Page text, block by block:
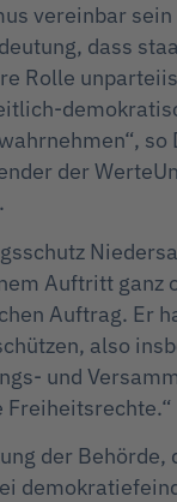
vereinbar sein
dass
Rolle
so
der
Auftritt ganz
Auftrag. Er
also
und
Freiheitsrechte.“
der Behörde,